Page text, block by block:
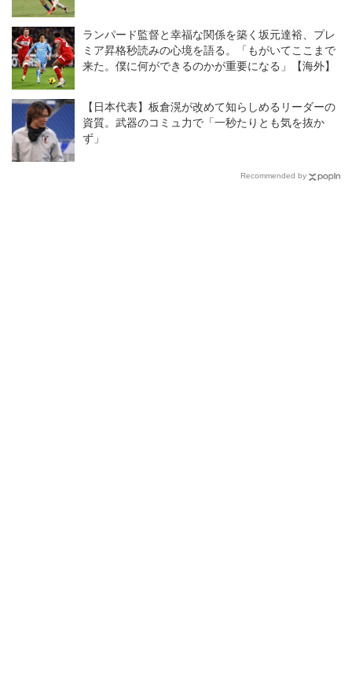
ランパード監督と幸福な関係を築く坂元達裕、プレ
ミア昇格秒読みの心境を語る。「もがいてここまで
来た。僕に何ができるのかが重要になる」【海外】
【日本代表】板倉滉が改めて知らしめるリーダーの
資質。武器のコミュ力で「一秒たりとも気を抜か
ず」
Recommended by